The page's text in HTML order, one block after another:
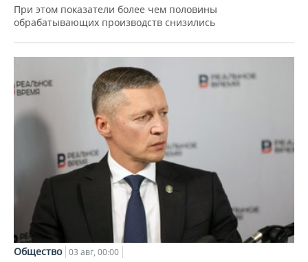
При этом показатели более чем половины
обрабатывающих производств снизились
Общество 03 авг, 00:00